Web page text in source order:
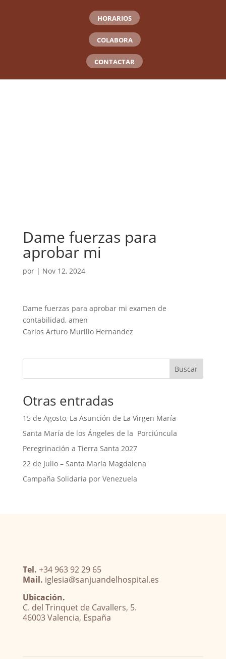
HORARIOS
COLABORA
CONTACTAR
Dame fuerzas para
aprobar mi
por | Nov 12, 2024
Dame fuerzas para aprobar mi examen de
contabilidad, amen
Carlos Arturo Murillo Hernandez
Buscar
Otras entradas
15 de Agosto, La Asunción de La Virgen María
Santa María de los Ángeles de la Porciúncula
Peregrinación a Tierra Santa 2027
22 de Julio – Santa María Magdalena
Campaña Solidaria por Venezuela
Tel. +34 963 92 29 65
Mail. iglesia@sanjuandelhospital.es
Ubicación.
C. del Trinquet de Cavallers, 5.
46003 Valencia, España